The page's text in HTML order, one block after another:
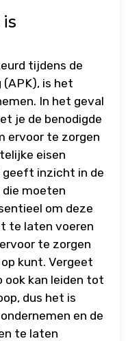
tijdens de
(APK), is het
In het geval
je de benodigde
ervoor te zorgen
eisen
inzicht in de
moeten
om deze
te laten voeren
te zorgen
kunt. Vergeet
ook kan leiden tot
dus het is
en de
te laten